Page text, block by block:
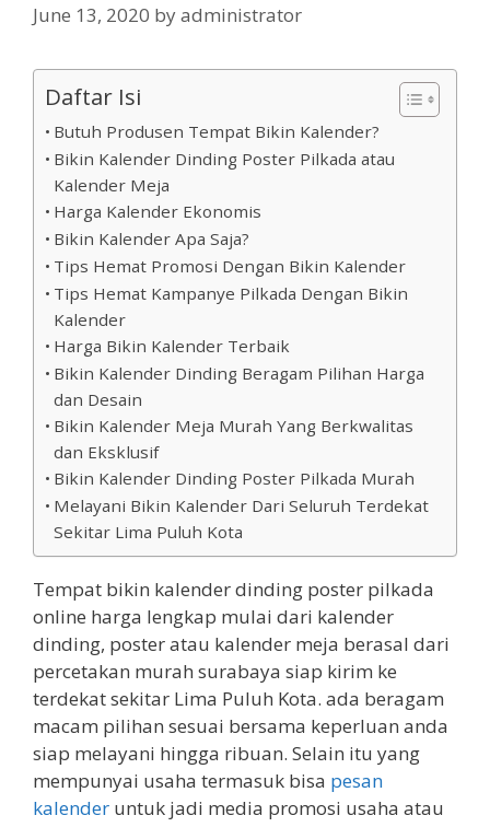
June 13, 2020 byadministrator
Daftar Isi
Butuh Produsen Tempat Bikin Kalender?
Bikin Kalender Dinding Poster Pilkada atau
Kalender Meja
Harga Kalender Ekonomis
Bikin Kalender Apa Saja?
Tips Hemat Promosi Dengan Bikin Kalender
Tips Hemat Kampanye Pilkada Dengan Bikin
Kalender
Harga Bikin Kalender Terbaik
Bikin Kalender Dinding Beragam Pilihan Harga
dan Desain
Bikin Kalender Meja Murah Yang Berkwalitas
dan Eksklusif
Bikin Kalender Dinding Poster Pilkada Murah
Melayani Bikin Kalender Dari Seluruh Terdekat
Sekitar Lima Puluh Kota
Tempat bikin kalender dinding poster pilkada
online harga lengkap mulai dari kalender
dinding, poster atau kalender meja berasal dari
percetakan murah surabaya siap kirim ke
terdekat sekitar Lima Puluh Kota. ada beragam
macam pilihan sesuai bersama keperluan anda
siap melayani hingga ribuan. Selain itu yang
mempunyai usaha termasuk bisa pesan
kalender untuk jadi media promosi usaha atau